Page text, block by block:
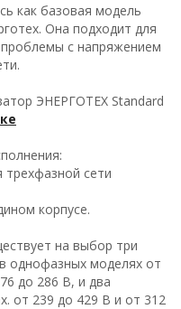
как базовая модель
Она подходит для
с напряжением
ЭНЕРГОТЕХ Standard
сети
корпусе.
на выбор три
однофазных моделях от
до 286 В, и два
от 239 до 429 В и от 312